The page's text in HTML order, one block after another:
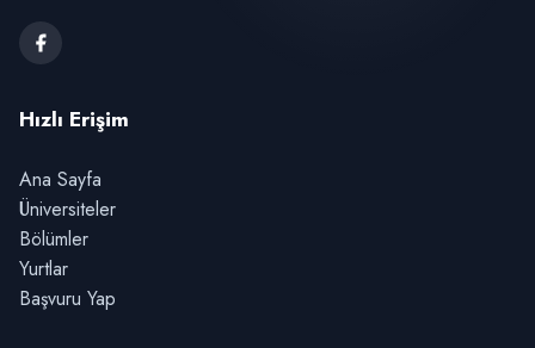
Hızlı Erişim
Ana Sayfa
Üniversiteler
Bölümler
Yurtlar
Başvuru Yap